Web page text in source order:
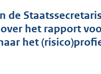
t
a
n
de
het rapport
het